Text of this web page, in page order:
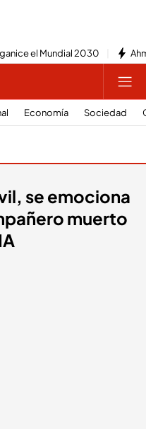
el Mundial 2030
Economía Sociedad
se emociona
muerto